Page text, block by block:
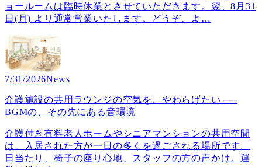
ョールームは臨時休業とさせていただきます。翌、8月31
日(月) より通常営業いたします。どうぞ、よ …
7/31/2026News
介護施設の共用ラウンジの空気を、やわらげたい ──
BGMの、その先にある音環境
介護付き有料老人ホームやシニアマンションの共用空間
は、入居された方が一日の多くを過ごされる場所です。
日当たり、椅子の座り心地、スタッフの方の声かけ。運